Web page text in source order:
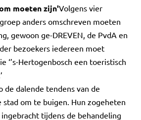
moeten zijn'Volgens vier
anders omschreven moeten
gewoon ge-DREVEN, de PvdA en
bezoekers iedereen moet
‘’s-Hertogenbosch een toeristisch
de dalende tendens van de
stad om te buigen. Hun zogeheten
tijdens de behandeling